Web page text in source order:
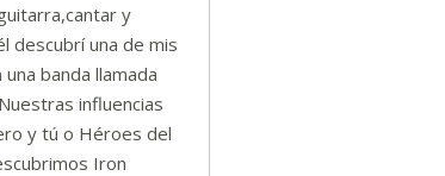
y
descubrí una de mis
banda llamada
influencias
y tú o Héroes del
Iron